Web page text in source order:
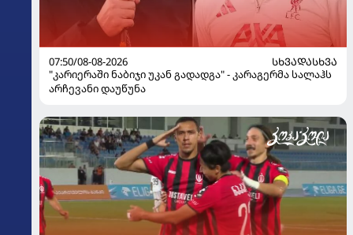
07:50/08-08-2026
ᲡᲮᲕᲐᲓᲐᲡᲮᲕᲐ
"კარიერაში ნაბიჯი უკან გადადგა" - კარაგერმა სალაჰს
არჩევანი დაუწუნა